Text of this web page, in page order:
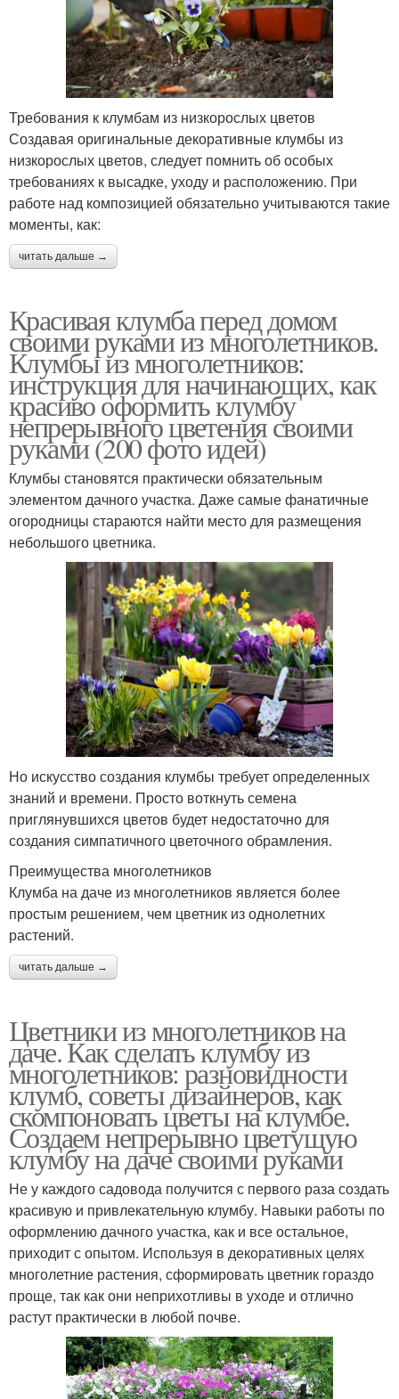
Требования к клумбам из низкорослых цветов
Создавая оригинальные декоративные клумбы из
низкорослых цветов, следует помнить об особых
требованиях к высадке, уходу и расположению. При
работе над композицией обязательно учитываются такие
моменты, как:
читать дальше →
Красивая клумба перед домом
своими руками из многолетников.
Клумбы из многолетников:
инструкция для начинающих, как
красиво оформить клумбу
непрерывного цветения своими
руками (200 фото идей)
Клумбы становятся практически обязательным
элементом дачного участка. Даже самые фанатичные
огородницы стараются найти место для размещения
небольшого цветника.
Но искусство создания клумбы требует определенных
знаний и времени. Просто воткнуть семена
приглянувшихся цветов будет недостаточно для
создания симпатичного цветочного обрамления.
Преимущества многолетников
Клумба на даче из многолетников является более
простым решением, чем цветник из однолетних
растений.
читать дальше →
Цветники из многолетников на
даче. Как сделать клумбу из
многолетников: разновидности
клумб, советы дизайнеров, как
скомпоновать цветы на клумбе.
Создаем непрерывно цветущую
клумбу на даче своими руками
Не у каждого садовода получится с первого раза создать
красивую и привлекательную клумбу. Навыки работы по
оформлению дачного участка, как и все остальное,
приходит с опытом. Используя в декоративных целях
многолетние растения, сформировать цветник гораздо
проще, так как они неприхотливы в уходе и отлично
растут практически в любой почве.